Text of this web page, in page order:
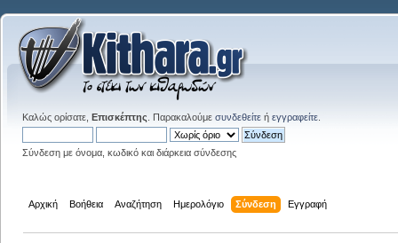
Καλώς ορίσατε, Επισκέπτης . Παρακαλούμε συνδεθείτε ή εγγραφείτε
Σύνδεση με όνομα, κωδικό και διάρκεια σύνδεσης
Αρχική Βοήθεια Αναζήτηση Ημερολόγιο Σύνδεση Εγγραφή